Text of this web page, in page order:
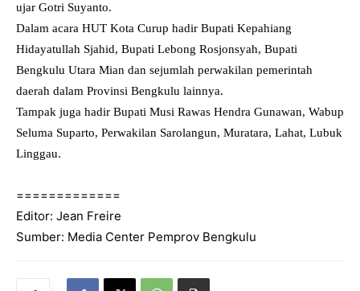
ujar Gotri Suyanto.
Dalam acara HUT Kota Curup hadir Bupati Kepahiang
Hidayatullah Sjahid, Bupati Lebong Rosjonsyah, Bupati
Bengkulu Utara Mian dan sejumlah perwakilan pemerintah
daerah dalam Provinsi Bengkulu lainnya.
Tampak juga hadir Bupati Musi Rawas Hendra Gunawan, Wabup
Seluma Suparto, Perwakilan Sarolangun, Muratara, Lahat, Lubuk
Linggau.
=============
Editor: Jean Freire
Sumber: Media Center Pemprov Bengkulu